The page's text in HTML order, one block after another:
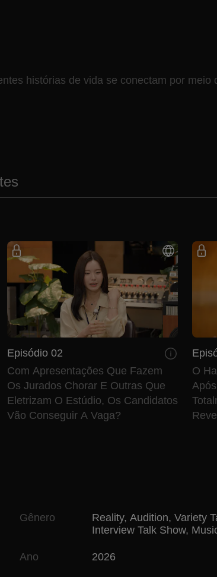
histórias de vida se conectam por meio
Episódio 02
Com Apresentações Que Fazem
Os Jurados Chorar E Outras Que
Eletrizam O Estúdio, Os Candidatos
Vão Conseguir A Vaga?
O
Gênero Reality, Audition, Variety
Interview Talk Show,
Ano 2026